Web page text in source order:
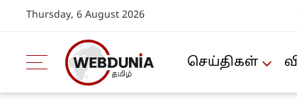
Thursday, 6 August 2026
செய்திகள்